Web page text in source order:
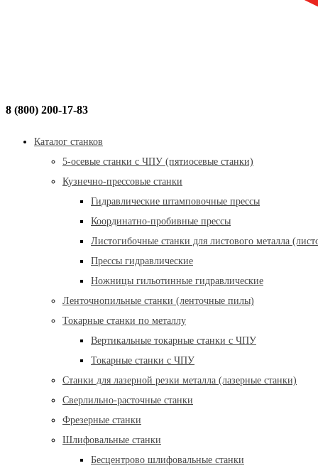
8 (800) 200-17-83
Каталог станков
5-осевые станки с ЧПУ (пятиосевые станки)
Кузнечно-прессовые станки
Гидравлические штамповочные прессы
Координатно-пробивные прессы
Листогибочные станки для листового металла
Прессы гидравлические
Ножницы гильотинные гидравлические
Ленточнопильные станки (ленточные пилы)
Токарные станки по металлу
Вертикальные токарные станки с ЧПУ
Токарные станки с ЧПУ
Станки для лазерной резки металла (лазерные станки)
Сверлильно-расточные станки
Фрезерные станки
Шлифовальные станки
Бесцентрово шлифовальные станки